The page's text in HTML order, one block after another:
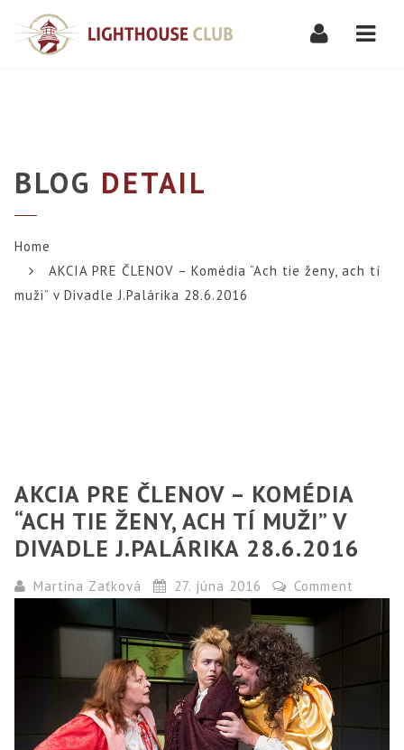
BLOG DETAIL
Home
AKCIA PRE ČLENOV – Komédia “Ach tie ženy, ach tí
muži” v Divadle J.Palárika 28.6.2016
AKCIA PRE ČLENOV – KOMÉDIA
“ACH TIE ŽENY, ACH TÍ MUŽI” V
DIVADLE J.PALÁRIKA 28.6.2016
Martina Zaťková 27. júna 2016 Comment